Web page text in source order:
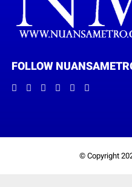
FOLLOW
© Copyright